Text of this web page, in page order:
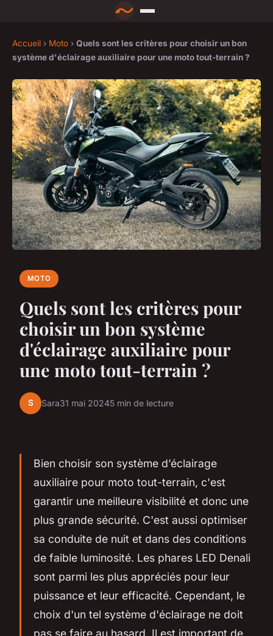
Accueil › Moto › Quels sont les critères pour choisir un bon
système d'éclairage auxiliaire pour une moto tout-terrain ?
MOTO
Quels sont les critères pour
choisir un bon système
d'éclairage auxiliaire pour
une moto tout-terrain ?
S Sara31 mai 20245 min de lecture
Bien choisir son système d’éclairage
auxiliaire pour moto tout-terrain, c'est
garantir une meilleure visibilité et donc une
plus grande sécurité. C'est aussi optimiser
sa conduite de nuit et dans des conditions
de faible luminosité. Les phares LED Denali
sont parmi les plus appréciés pour leur
puissance et leur efficacité. Cependant, le
choix d'un tel système d'éclairage ne doit
pas se faire au hasard. Il est important de